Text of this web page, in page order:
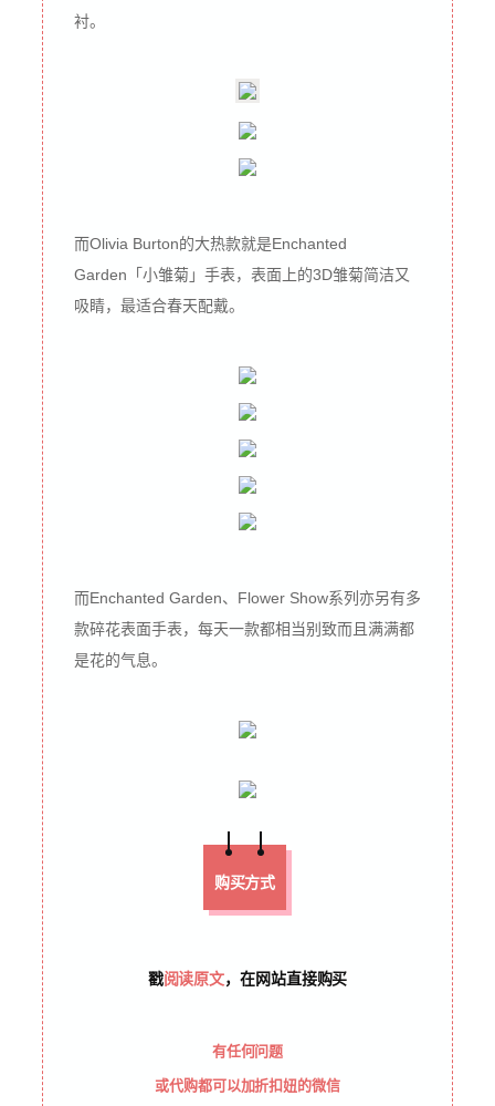
衬。
而Olivia Burton的大热款就是Enchanted
Garden「小雏菊」手表，表面上的3D雏菊简洁又
吸睛，最适合春天配戴。
而Enchanted Garden、Flower Show系列亦另有多
款碎花表面手表，每天一款都相当别致而且满满都
是花的气息。
购买方式
戳阅读原文，在网站直接购买
有任何问题
或代购都可以加折扣妞的微信